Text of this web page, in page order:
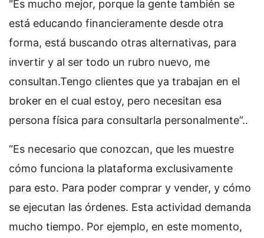
"Es mucho mejor, porque la gente también se
está educando financieramente desde otra
forma, está buscando otras alternativas, para
invertir y al ser todo un rubro nuevo, me
consultan.Tengo clientes que ya trabajan en el
broker en el cual estoy, pero necesitan esa
persona física para consultarla personalmente”..
“Es necesario que conozcan, que les muestre
cómo funciona la plataforma exclusivamente
para esto. Para poder comprar y vender, y cómo
se ejecutan las órdenes. Esta actividad demanda
mucho tiempo. Por ejemplo, en este momento,